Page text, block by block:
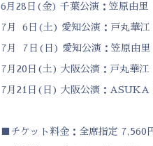
6月28日(金) 千葉公演：笠原由里
7月 6日(土) 愛知公演：戸丸華江
7月 7日(日) 愛知公演：笠原由里
7月20日(土) 大阪公演：戸丸華江
7月21日(日) 大阪公演：ASUKA
■チケット料金：全席指定 7,560